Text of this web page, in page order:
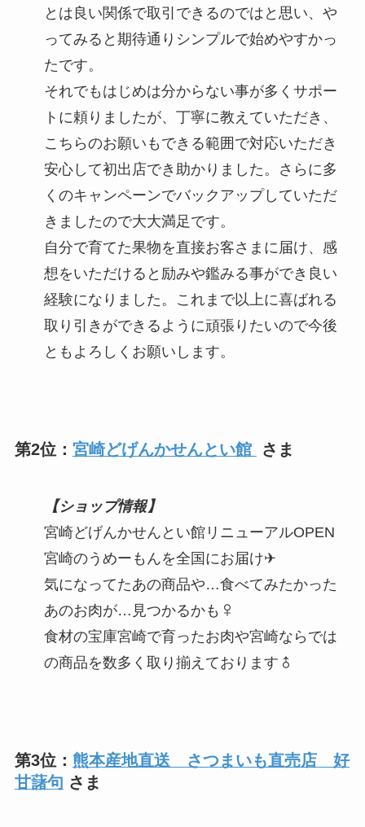
とは良い関係で取引できるのではと思い、や
ってみると期待通りシンプルで始めやすかっ
たです。
それでもはじめは分からない事が多くサポー
トに頼りましたが、丁寧に教えていただき、
こちらのお願いもできる範囲で対応いただき
安心して初出店でき助かりました。さらに多
くのキャンペーンでバックアップしていただ
きましたので大大満足です。
自分で育てた果物を直接お客さまに届け、感
想をいただけると励みや鑑みる事ができ良い
経験になりました。これまで以上に喜ばれる
取り引きができるように頑張りたいので今後
ともよろしくお願いします。
第2位： 宮崎どげんかせんとい館 さま
【ショップ情報】
宮崎どげんかせんとい館リニューアルOPEN
宮崎のうめーもんを全国にお届け✈
気になってたあの商品や…食べてみたかった
あのお肉が…見つかるかも‍♀
食材の宝庫宮崎で育ったお肉や宮崎ならでは
の商品を数多く取り揃えております‍♂
第3位： 熊本産地直送 さつまいも直売店 好
甘藷句 さま